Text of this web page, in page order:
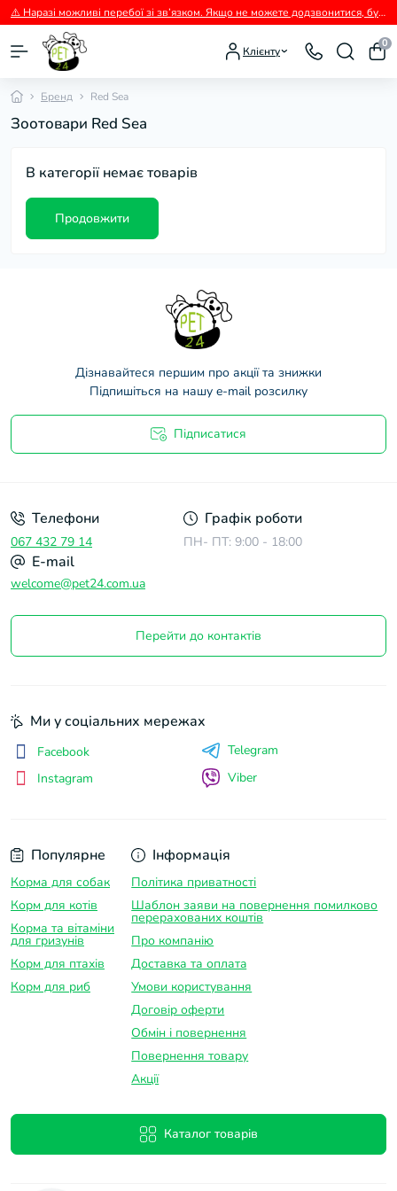
⚠️ Наразі можливі перебої зі зв’язком. Якщо не можете додзвонитися, будь ласка, пишіть нам у Viber.
Клієнту
0
Бренд Red Sea
Зоотовари Red Sea
В категорії немає товарів
Продовжити
Дізнавайтеся першим про акції та знижки
Підпишіться на нашу e-mail розсилку
Підписатися
Телефони
067 432 79 14
Графік роботи
ПН- ПТ: 9:00 - 18:00
E-mail
welcome@pet24.com.ua
Перейти до контактів
Популярне
Корма для собак
Корм для котів
Корма та вітаміни
для гризунів
Корм для птахів
Корм для риб
Інформація
Політика приватності
Шаблон заяви на повернення помилково
перерахованих коштів
Про компанію
Доставка та оплатa
Умови користування
Договір оферти
Обмін і повернення
Повернення товару
Акції
Каталог товарів
Ми у соціальних мережах
Facebook
Instagram
Telegram
Viber